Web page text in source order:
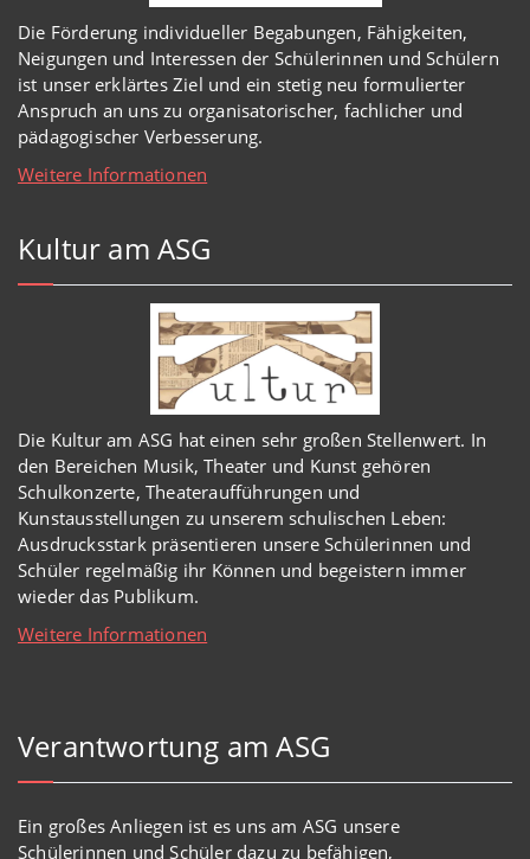
Die Förderung individueller Begabungen, Fähigkeiten,
Neigungen und Interessen der Schülerinnen und Schülern
ist unser erklärtes Ziel und ein stetig neu formulierter
Anspruch an uns zu organisatorischer, fachlicher und
pädagogischer Verbesserung.
Weitere Informationen
Kultur am ASG
Die Kultur am ASG hat einen sehr großen Stellenwert. In
den Bereichen Musik, Theater und Kunst gehören
Schulkonzerte, Theateraufführungen und
Kunstausstellungen zu unserem schulischen Leben:
Ausdrucksstark präsentieren unsere Schülerinnen und
Schüler regelmäßig ihr Können und begeistern immer
wieder das Publikum.
Weitere Informationen
Verantwortung am ASG
Ein großes Anliegen ist es uns am ASG unsere
Schülerinnen und Schüler dazu zu befähigen,